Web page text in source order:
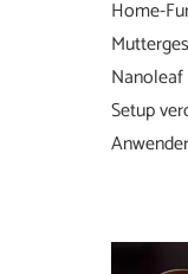
Home-
Setup